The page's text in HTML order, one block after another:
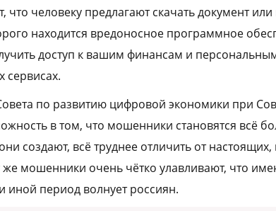
что человеку предлагают скачать документ
находится вредоносное программное
доступ к вашим финансам и
сервисах.
по развитию цифровой экономики при
в том, что мошенники становятся всё
создают, всё труднее отличить от настоящих,
мошенники очень чётко улавливают, что
иной период волнует россиян.